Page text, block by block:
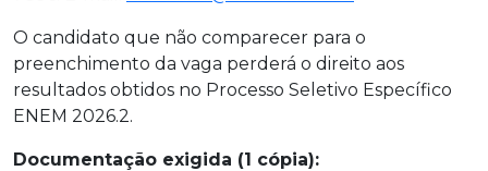
O candidato que não comparecer para o
preenchimento da vaga perderá o direito aos
resultados obtidos no Processo Seletivo Específico
ENEM 2026.2.
Documentação exigida (1 cópia):